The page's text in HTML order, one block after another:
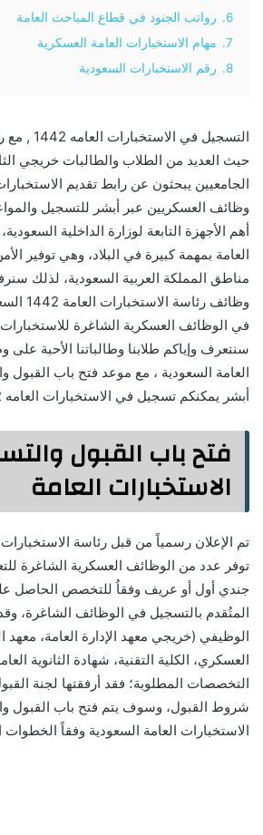
6.
رواتب الجنود في قطاع المباحث العامة
7.
مهام الاستخبارات العامة العسكرية
8.
رقم الاستخبارات السعودية
التسجيل
حيث العديد من الطلاب والطالبات خريجي
وظائف العسكريين عبر أبشر للتسجيل
أهم الأجهزة التابعة لوزارة الداخلية
العامة بمهمة كبيرة في البلاد، وهي توفير
مناطق المملكة العربية السعودية، لذلك
وظائف
في الوظائف العسكرية الشاغرة
سنتعرف وإياكم طلابنا وطالباتنا الأحبة
العامة السعودية ، مع موعد فتح باب
أبشر يمكنكم تسجيل في الاستخبارات العامه 1442 .
فتح باب القبول
الاستخبارات العامة
تم الإعلان رسمياً من قبل رئاسة
توفر عدد من الوظائف العسكرية الشاغرة
جندي أول أو عريف وفقاُ للتخصص الحاصل
المتُقدم بالتسجيل في الوظائف الشاغرة،
الوظيفي (خريجي معهد الإدارة العامة، معهد
العسكري، الكلية التقنية، شهادة الثانوية
التخصصات المطلوبة؛ فقد أرفقتها لجنة
شروط القبول، وسوف يتم فتح باب القبول
الاستخبارات العامة السعودية وفقاً الخطوات